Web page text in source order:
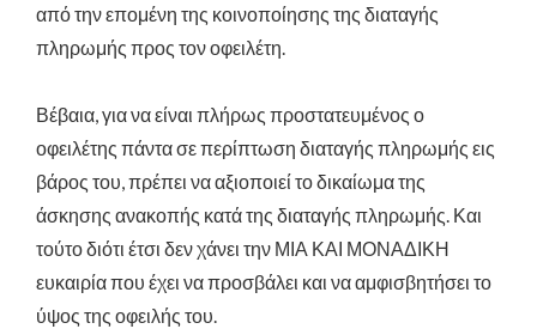
από την επομένη της κοινοποίησης της διαταγής
πληρωμής προς τον οφειλέτη.
Βέβαια, για να είναι πλήρως προστατευμένος ο
οφειλέτης πάντα σε περίπτωση διαταγής πληρωμής εις
βάρος του, πρέπει να αξιοποιεί το δικαίωμα της
άσκησης ανακοπής κατά της διαταγής πληρωμής. Και
τούτο διότι έτσι δεν χάνει την ΜΙΑ ΚΑΙ ΜΟΝΑΔΙΚΗ
ευκαιρία που έχει να προσβάλει και να αμφισβητήσει το
ύψος της οφειλής του.